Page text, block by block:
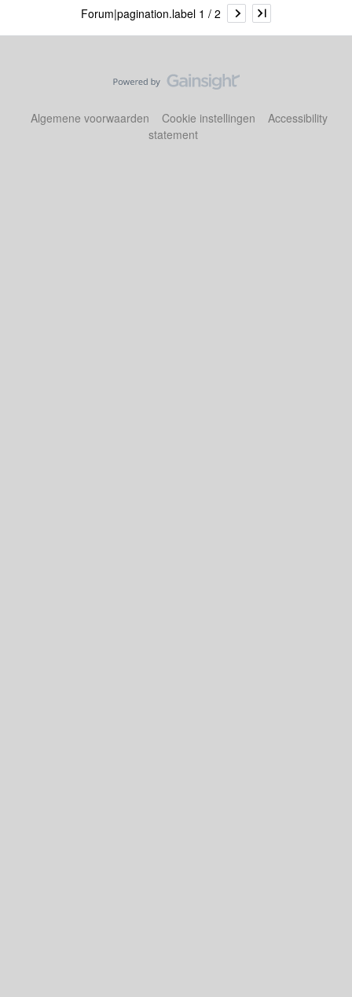
Forum|pagination.label 1 / 2
Algemene voorwaarden Cookie instellingen
Accessibility
statement